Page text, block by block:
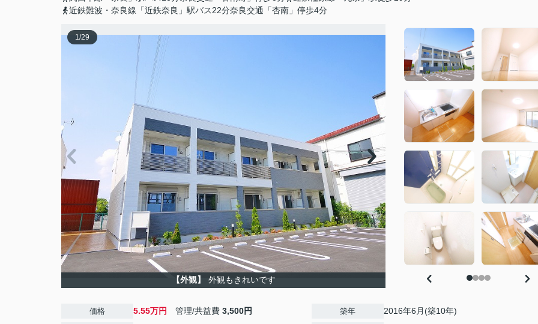
近鉄難波・奈良線「近鉄奈良」駅バス22分奈良交通「杏南」停歩4分
1/29
【外観】 外観もきれいです
価格 5.55万円 管理/共益費 3,500円 築年 2016年6月(築10年)